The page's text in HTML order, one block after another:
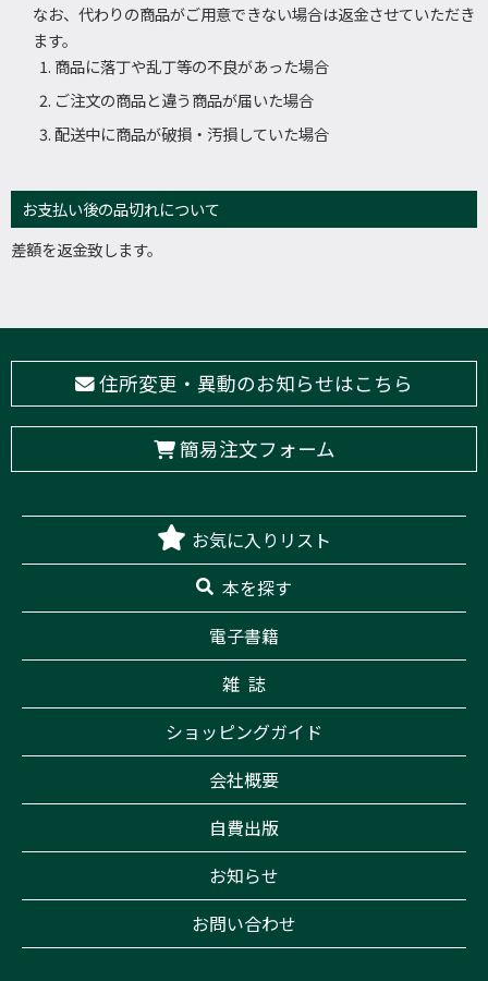
なお、代わりの商品がご用意できない場合は返金させていただき
ます。
商品に落丁や乱丁等の不良があった場合
ご注文の商品と違う商品が届いた場合
配送中に商品が破損・汚損していた場合
お支払い後の品切れについて
差額を返金致します。
住所変更・異動のお知らせはこちら
簡易注文フォーム
お気に入りリスト
本を探す
電子書籍
雑 誌
ショッピングガイド
会社概要
自費出版
お知らせ
お問い合わせ